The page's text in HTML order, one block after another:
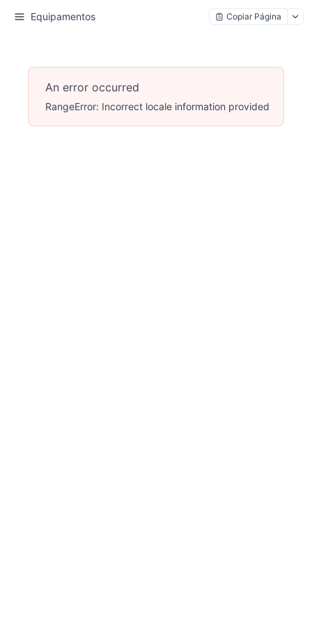
Equipamentos Copiar Página
An error occurred
RangeError: Incorrect locale information provided